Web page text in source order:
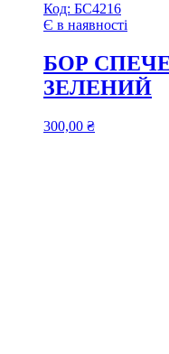
Код: БС4216
Є в наявності
БОР
ЗЕЛЕНИЙ
300,00 ₴